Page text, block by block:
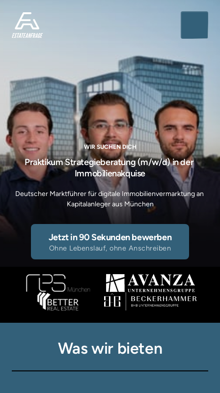
WIR SUCHEN DICH
Praktikum Strategieberatung (m/w/d) in der
Immobilienakquise
Deutscher Marktführer für digitale Immobilienvermarktung an
Kapitalanleger aus München
Jetzt in 90 Sekunden bewerben
Ohne Lebenslauf, ohne Anschreiben
Was wir bieten